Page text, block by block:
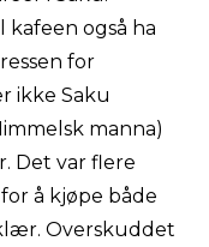
også ha
for
ikke Saku
manna)
Det var flere
å kjøpe både
Overskuddet